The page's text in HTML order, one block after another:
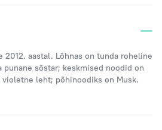
2012. aastal. Lõhnas on tunda roheline
punane sõstar; keskmised noodid on
leht; põhinoodiks on Musk.